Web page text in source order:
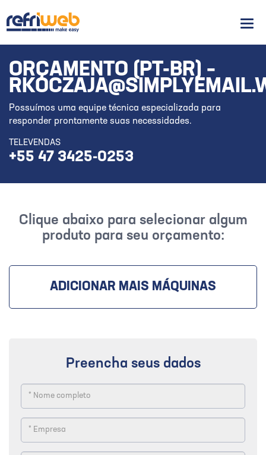
ORÇAMENTO (PT-BR) –
Possuímos uma equipe técnica especializada para
responder prontamente suas necessidades.
TELEVENDAS
+55 47 3425-0253
Clique abaixo para selecionar algum
produto para seu orçamento:
ADICIONAR MAIS MÁQUINAS
Preencha seus dados